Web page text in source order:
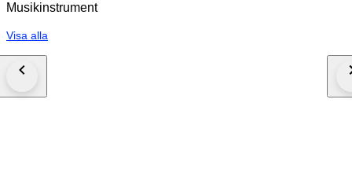
Musikinstrument
Visa alla